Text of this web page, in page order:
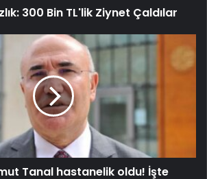
300 Bin TL'lik Ziynet Çaldılar
Tanal hastanelik oldu! İşte